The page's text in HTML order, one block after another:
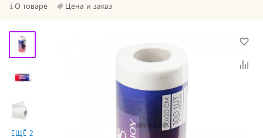
О товаре Цена и заказ
ЕЩЁ 2